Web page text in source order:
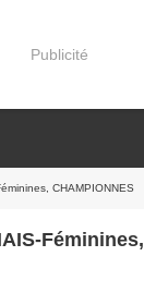
Publicité
CHAMPIONNES
Féminines,